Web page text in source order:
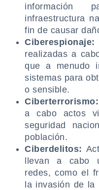
infraestructura
fin de causar
Ciberespionaje:
realizadas a
que a menudo
sistemas para
o sensible.
Ciberterrorismo:
a cabo actos
seguridad
población.
Ciberdelitos:
llevan a cabo
redes, como el
la invasión de